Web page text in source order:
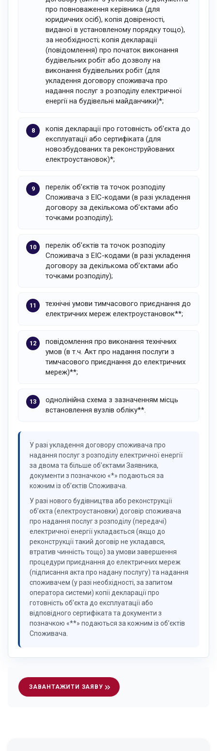
про повноваження керівника (для
юридичних осіб), копія довіреності,
виданої в установленому порядку тощо),
за необхідності; копія декларації
(повідомлення) про початок виконання
будівельних робіт або дозволу на
виконання будівельних робіт (для
укладення договору споживача про
надання послуг з розподілу електричної
енергії на будівельні майданчики)*;
копія декларації про готовність об’єкта до
експлуатації або сертифіката (для
новозбудованих та реконструйованих
електроустановок)*;
перелік об’єктів та точок розподілу
Споживача з ЕІС-кодами (в разі укладення
договору за декількома об’єктами або
точками розподілу);
перелік об’єктів та точок розподілу
Споживача з ЕІС-кодами (в разі укладення
договору за декількома об’єктами або
точками розподілу);
технічні умови тимчасового приєднання до
електричних мереж електроустановок**;
повідомлення про виконання технічних
умов (в т.ч. Акт про надання послуги з
тимчасового приєднання до електричних
мереж)**;
однолінійна схема з зазначенням місць
встановлення вузлів обліку**.
У разі укладення договору споживача про
надання послуг з розподілу електричної енергії
за двома та більше об’єктами Заявника,
документи з позначкою «*» подаються за
кожним із об’єктів Споживача.
У разі нового будівництва або реконструкції
об’єкта (електроустановки) договір споживача
про надання послуг з розподілу (передачі)
електричної енергії укладається (якщо до
реконструкції такий договір не укладався,
втратив чинність тощо) за умови завершення
процедури приєднання до електричних мереж
(підписання акта про надану послугу) та надання
споживачем (у разі необхідності, за запитом
оператора системи) копії декларації про
готовність об’єкта до експлуатації або
відповідного сертифіката та документи з
позначкою «**» подаються за кожним із об’єктів
Споживача.
ЗАВАНТАЖИТИ ЗАЯВУ